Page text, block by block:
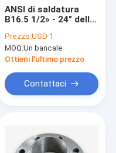
ANSI di saldatura
B16.5 1/2» - 24" della
di ASTM A105
forgiando la classe
del acciaio al
Prezzo:USD 1
MOQ:Un bancale
Ottieni l'ultimo prezzo
Contattaci